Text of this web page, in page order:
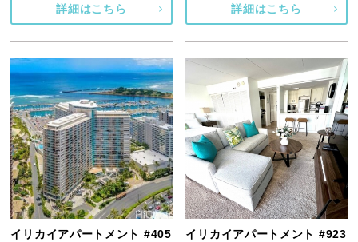
詳細はこちら 詳細はこちら
イリカイアパートメント #405 イリカイアパートメント #923